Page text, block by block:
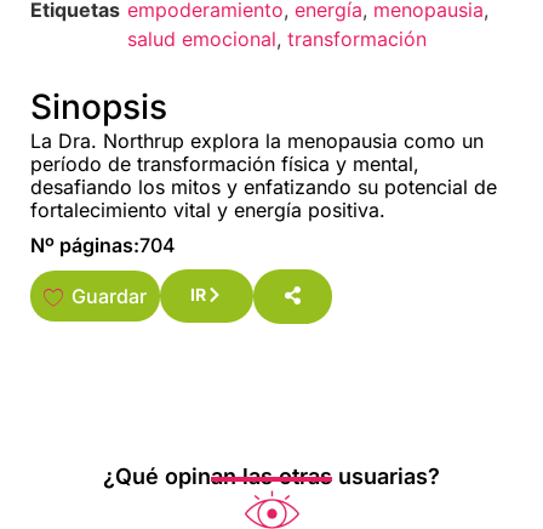
Etiquetas empoderamiento, energía, menopausia,
salud emocional, transformación
Sinopsis
La Dra. Northrup explora la menopausia como un
período de transformación física y mental,
desafiando los mitos y enfatizando su potencial de
fortalecimiento vital y energía positiva.
Nº páginas:704
Guardar IR
¿Qué opinan las otras usuarias?